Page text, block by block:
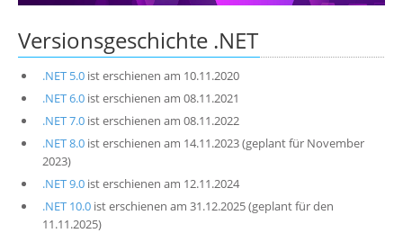
Suche
Versionsgeschichte .NET
.NET 5.0ist erschienen am 10.11.2020
.NET 6.0ist erschienen am 08.11.2021
.NET 7.0ist erschienen am 08.11.2022
.NET 8.0ist erschienen am 14.11.2023 (geplant für November
2023)
.NET 9.0ist erschienen am 12.11.2024
.NET 10.0ist erschienen am 31.12.2025 (geplant für den
11.11.2025)